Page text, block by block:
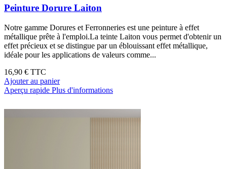
Peinture Dorure Laiton
Notre gamme Dorures et Ferronneries est une peinture à effet
métallique prête à l'emploi.La teinte Laiton vous permet d'obtenir un
effet précieux et se distingue par un éblouissant effet métallique,
idéale pour les applications de valeurs comme...
16,90 € TTC
Ajouter au panier
Aperçu rapide Plus d'informations